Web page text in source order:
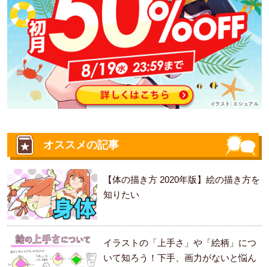
オススメの記事
【体の描き方 2020年版】絵の描き方を
知りたい
イラストの「上手さ」や「絵柄」につ
いて知ろう！下手、画力がないと悩ん